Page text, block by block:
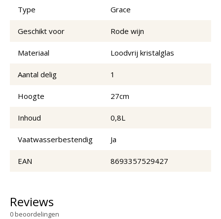
Type Grace
Geschikt voor Rode wijn
Materiaal Loodvrij kristalglas
Aantal delig 1
Hoogte 27cm
Inhoud 0,8L
Vaatwasserbestendig Ja
EAN 8693357529427
Reviews
0beoordelingen